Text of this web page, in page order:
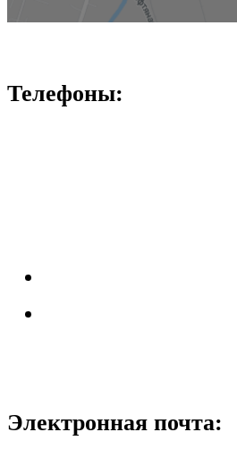
Телефоны:
Электронная почта: